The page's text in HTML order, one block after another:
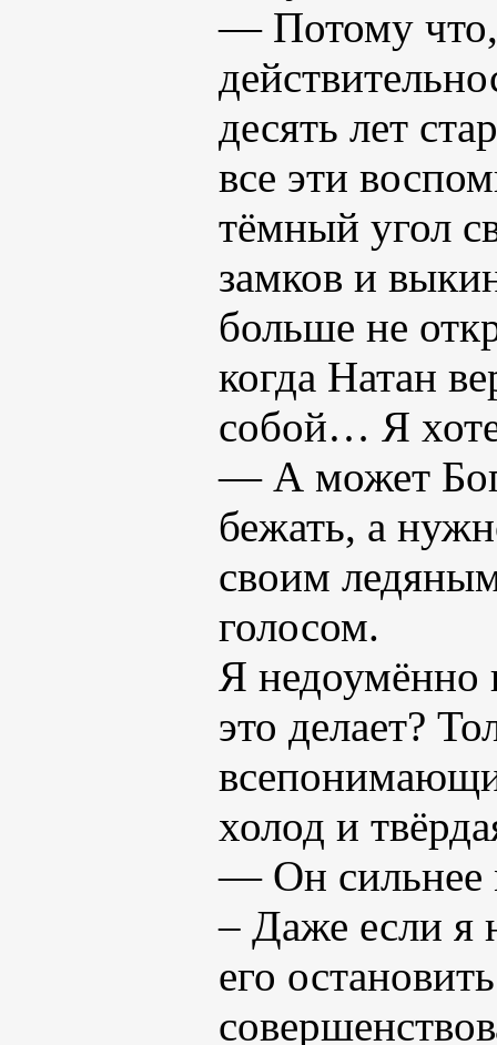
— Потому
десять лет
все эти
тёмный угол
замков и
больше не
когда Натан
собой… Я
— А может Бог
бежать, а
своим
голосом.
Я недоумённо
это делает?
холод и
— Он сильнее
– Даже если я
его